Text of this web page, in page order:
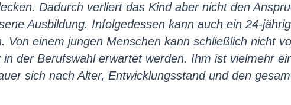
Dadurch verliert das Kind aber nicht den
Ausbildung. Infolgedessen kann auch ein 24-
Von einem jungen Menschen kann schließlich nicht
der Berufswahl erwartet werden. Ihm ist vielmehr
sich nach Alter, Entwicklungsstand und den